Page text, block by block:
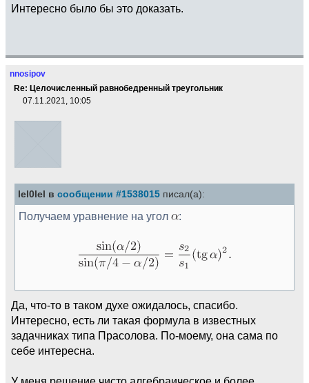
Интересно было бы это доказать.
nnosipov
Re: Целочисленный равнобедренный треугольник
07.11.2021, 10:05
lel0lel в сообщении #1538015 писал(а):
Получаем уравнение на угол :
Да, что-то в таком духе ожидалось, спасибо.
Интересно, есть ли такая формула в известных
задачниках типа Прасолова. По-моему, она сама по
себе интересна.